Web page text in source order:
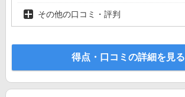
その他の口コミ・評判
得点・口コミの詳細を見る